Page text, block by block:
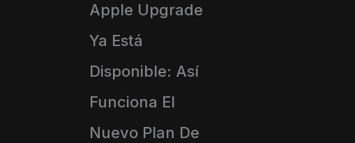
Apple Upgrade
Ya Está
Disponible: Así
Funciona El
Nuevo Plan De